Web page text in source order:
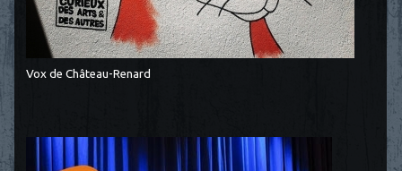
Vox de Château-Renard